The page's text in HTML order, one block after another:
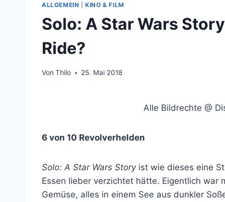
ALLGEMEIN |KINO & FILM
Solo: A Star Wars
Ride?
Von Thilo 25. Mai 2018
Alle Bildrechte @
6 von 10 Revolverhelden
Solo: A Star Wars Storyist wie dieses eine
Essen lieber verzichtet hätte. Eigentlich war
Gemüse, alles in einem See aus dunkler